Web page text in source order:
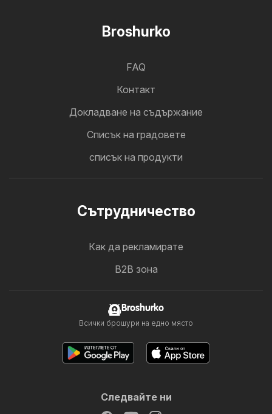
Broshurko
FAQ
Контакт
Докладване на съдържание
Cписък на градовете
списък на продукти
Cътрудничество
Как да рекламирате
B2B зона
Broshurko
Всички брошури на едно място
Следвайте ни